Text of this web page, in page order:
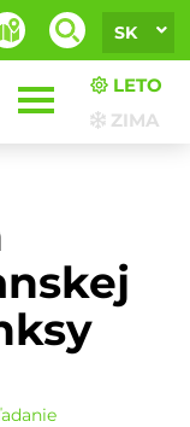
SK
LETO
ZIMA